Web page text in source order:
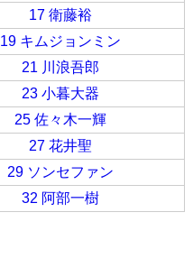
17 衛藤裕
19 キムジョンミン
21 川浪吾郎
23 小暮大器
25 佐々木一輝
27 花井聖
29 ソンセファン
32 阿部一樹